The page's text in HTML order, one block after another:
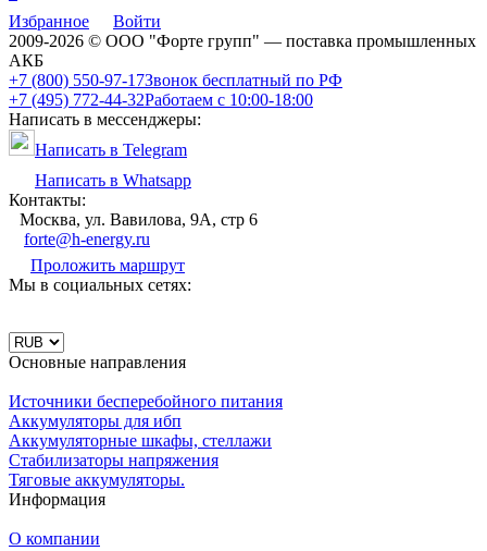
Избранное
Войти
2009-2026 © ООО "Форте групп" — поставка промышленных
АКБ
+7 (800) 550-97-17Звонок бесплатный по РФ
+7 (495) 772-44-32Работаем с 10:00-18:00
Написать в мессенджеры:
Написать в Telegram
Написать в Whatsapp
Контакты:
Москва, ул. Вавилова, 9А, стр 6
forte@h-energy.ru
Проложить маршрут
Мы в социальных сетях:
Основные направления
Источники бесперебойного питания
Аккумуляторы для ибп
Аккумуляторные шкафы, стеллажи
Стабилизаторы напряжения
Тяговые аккумуляторы.
Информация
О компании